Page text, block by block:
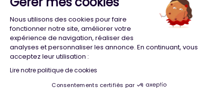
2026 ©Majeur·e·s - Tous droits réservés
Politique de confidentialité
Cookies
Conception Agence Adeliom
Nous utilisons des cookies pour faire
fonctionner notre site, améliorer votre
expérience de navigation, réaliser des
analyses et personnaliser les annonce. En continuant, vous
acceptez leur utilisation :
Lire notre politique de cookies
Consentements certifiés par